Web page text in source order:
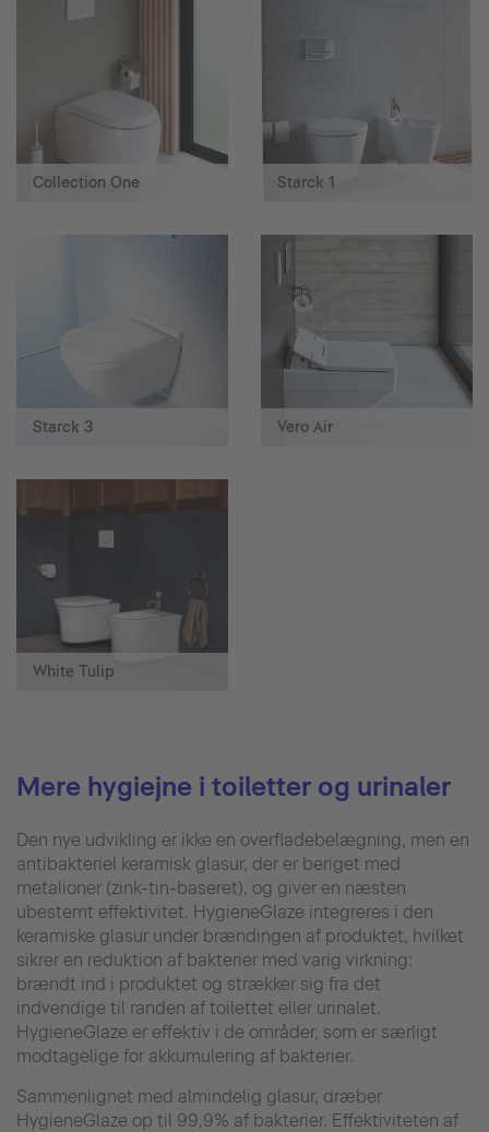
Collection One Starck 1
Starck 3 Vero Air
White Tulip
Mere hygiejne i toiletter og urinaler
Den nye udvikling er ikke en overfladebelægning, men en
antibakteriel keramisk glasur, der er beriget med
metalioner (zink-tin-baseret), og giver en næsten
ubestemt effektivitet. HygieneGlaze integreres i den
keramiske glasur under brændingen af produktet, hvilket
sikrer en reduktion af bakterier med varig virkning:
brændt ind i produktet og strækker sig fra det
indvendige til randen af toilettet eller urinalet.
HygieneGlaze er effektiv i de områder, som er særligt
modtagelige for akkumulering af bakterier.
Sammenlignet med almindelig glasur, dræber
HygieneGlaze op til 99,9% af bakterier. Effektiviteten af